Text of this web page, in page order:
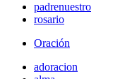
padrenuestro
rosario
Oración
adoracion